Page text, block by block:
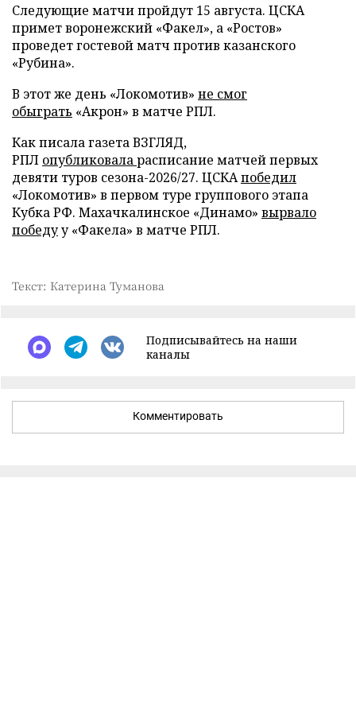
Следующие матчи пройдут 15 августа. ЦСКА
примет воронежский «Факел», а «Ростов»
проведет гостевой матч против казанского
«Рубина».
В этот же день «Локомотив» не смог
обыграть «Акрон» в матче РПЛ.
Как писала газета ВЗГЛЯД,
РПЛ опубликоваларасписание матчей первых
девяти туров сезона-2026/27. ЦСКАпобедил
«Локомотив» в первом туре группового этапа
Кубка РФ. Махачкалинское «Динамо» вырвало
победуу «Факела» в матче РПЛ.
Текст: Катерина Туманова
Подписывайтесь на наши
каналы
Комментировать